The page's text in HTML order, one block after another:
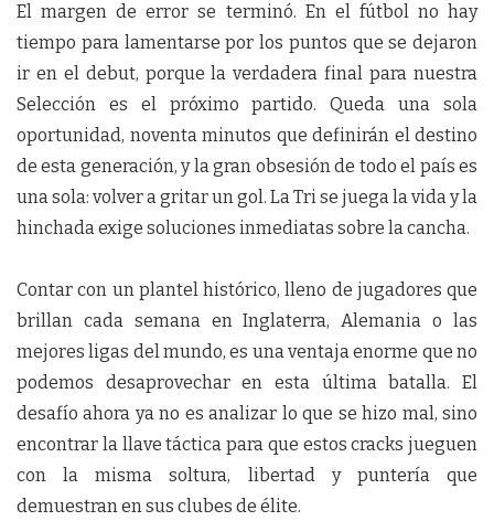
El margen de error se terminó. En el fútbol no hay
tiempo para lamentarse por los puntos que se dejaron
ir en el debut, porque la verdadera final para nuestra
Selección es el próximo partido. Queda una sola
oportunidad, noventa minutos que definirán el destino
de esta generación, y la gran obsesión de todo el país es
una sola: volver a gritar un gol. La Tri se juega la vida y la
hinchada exige soluciones inmediatas sobre la cancha.
Contar con un plantel histórico, lleno de jugadores que
brillan cada semana en Inglaterra, Alemania o las
mejores ligas del mundo, es una ventaja enorme que no
podemos desaprovechar en esta última batalla. El
desafío ahora ya no es analizar lo que se hizo mal, sino
encontrar la llave táctica para que estos cracks jueguen
con la misma soltura, libertad y puntería que
demuestran en sus clubes de élite.